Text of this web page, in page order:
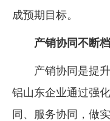
成预期目标。
产销协同不断档
产销协同是提
铝山东企业通过强
同、服务协同，做